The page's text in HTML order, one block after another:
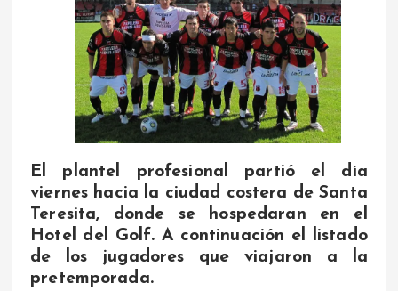
El plantel profesional partió el día
viernes hacia la ciudad costera de Santa
Teresita, donde se hospedaran en el
Hotel del Golf. A continuación el listado
de los jugadores que viajaron a la
pretemporada.